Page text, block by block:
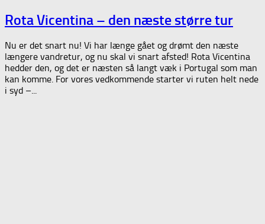
Rota Vicentina – den næste større tur
Nu er det snart nu! Vi har længe gået og drømt den næste
længere vandretur, og nu skal vi snart afsted! Rota Vicentina
hedder den, og det er næsten så langt væk i Portugal som man
kan komme. For vores vedkommende starter vi ruten helt nede
i syd –...